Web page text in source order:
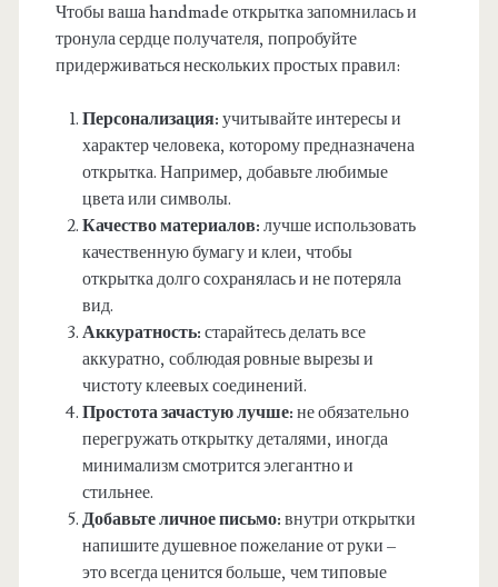
Чтобы ваша handmade открытка запомнилась и
тронула сердце получателя, попробуйте
придерживаться нескольких простых правил:
Персонализация: учитывайте интересы и
характер человека, которому предназначена
открытка. Например, добавьте любимые
цвета или символы.
Качество материалов: лучше использовать
качественную бумагу и клеи, чтобы
открытка долго сохранялась и не потеряла
вид.
Аккуратность: старайтесь делать все
аккуратно, соблюдая ровные вырезы и
чистоту клеевых соединений.
Простота зачастую лучше: не обязательно
перегружать открытку деталями, иногда
минимализм смотрится элегантно и
стильнее.
Добавьте личное письмо: внутри открытки
напишите душевное пожелание от руки –
это всегда ценится больше, чем типовые